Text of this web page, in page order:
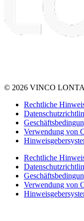
© 2026 VINCO
Rechtliche
Verwendung von
Rechtliche
Verwendung von